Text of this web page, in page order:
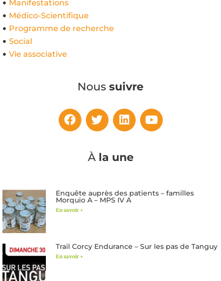
Manifestations
Médico-Scientifique
Programme de recherche
Social
Vie associative
Nous suivre
À la une
Enquête auprès des patients – familles
Morquio A – MPS IV A
En savoir +
Trail Corcy Endurance – Sur les pas de Tanguy
En savoir +